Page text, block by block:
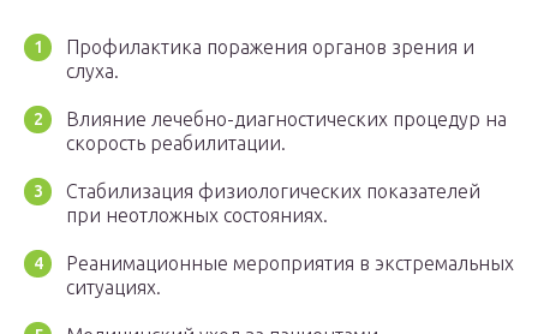
Профилактика поражения органов зрения и
слуха.
Влияние лечебно-диагностических процедур на
скорость реабилитации.
Стабилизация физиологических показателей
при неотложных состояниях.
Реанимационные мероприятия в экстремальных
ситуациях.